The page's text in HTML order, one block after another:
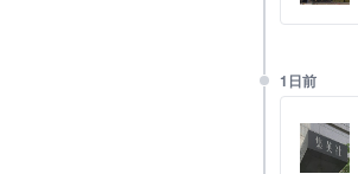
1日前